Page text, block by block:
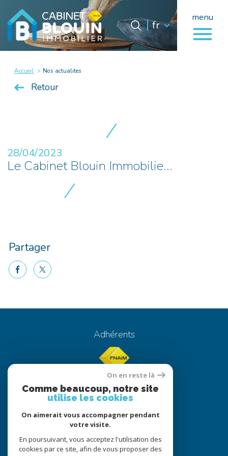
menu
Langue
fr
Accueil 0 Langue
fr
Accueil Nos actualites
Retour
28/04/2023
Le Cabinet Blouin Immobilie...
Partager
facebooktwitter
Adhérents
© 2022
Tous droits réservés
Traduction powered by Google
Nos honoraires
Plan du site
On en reste là
Comme beaucoup, notre site
utilise les cookies
On aimerait vous accompagner pendant
votre visite.
En poursuivant, vous acceptez l'utilisation des
cookies par ce site, afin de vous proposer des